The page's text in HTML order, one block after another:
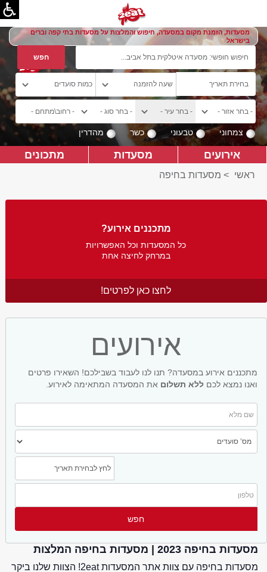
מסעדות, הזמנת מקום במסעדה, חיפוש והמלצות על מסעדות בתי קפה וברים
בישראל
צמחוני טבעוני כשר מהדרין
אירועים מסעדות מתכונים
ראשי > מסעדות בחיפה
מתכננים אירוע?
כל המסעדות וכל האפשרויות
במרחק לחיצה אחת
לחצו כאן לפרטים!
אירועים
מתכננים אירוע במסעדה? תנו לנו לעבוד בשבילכם! השאירו פרטים
ואנו נמצא לכם ללא תשלום את המסעדה המתאימה לאירוע.
מסעדות בחיפה 2023 | מסעדות בחיפה המלצות
מסעדות בחיפה עם צוות אתר המסעדות 2eat! הצוות שלנו ביקר